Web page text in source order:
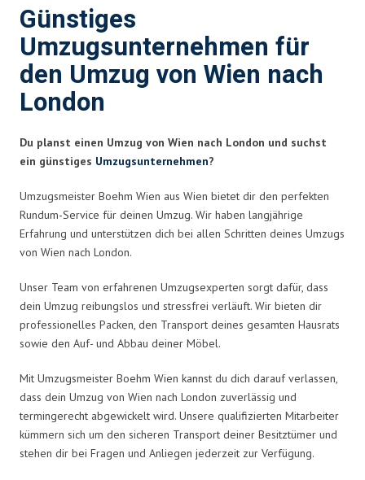
Günstiges
Umzugsunternehmen für
den Umzug von Wien nach
London
Du planst einen Umzug von Wien nach London und suchst
ein günstiges Umzugsunternehmen?
Umzugsmeister Boehm Wien aus Wien bietet dir den perfekten
Rundum-Service für deinen Umzug. Wir haben langjährige
Erfahrung und unterstützen dich bei allen Schritten deines Umzugs
von Wien nach London.
Unser Team von erfahrenen Umzugsexperten sorgt dafür, dass
dein Umzug reibungslos und stressfrei verläuft. Wir bieten dir
professionelles Packen, den Transport deines gesamten Hausrats
sowie den Auf- und Abbau deiner Möbel.
Mit Umzugsmeister Boehm Wien kannst du dich darauf verlassen,
dass dein Umzug von Wien nach London zuverlässig und
termingerecht abgewickelt wird. Unsere qualifizierten Mitarbeiter
kümmern sich um den sicheren Transport deiner Besitztümer und
stehen dir bei Fragen und Anliegen jederzeit zur Verfügung.